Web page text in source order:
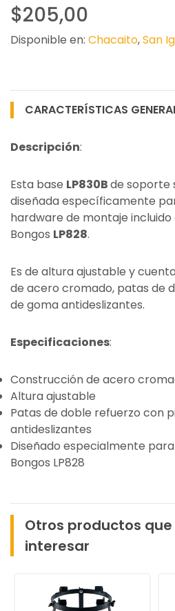
$205,00
Disponible en: Chacaito,San
CARACTERÍSTICAS
Descripción:
Esta base LP830Bde soporte
diseñada específicamente
hardware de montaje incluido
Bongos LP828.
Es de altura ajustable y
de acero cromado, patas de
de goma antideslizantes.
Especificaciones:
Construcción de acero
Altura ajustable
Patas de doble refuerzo con
antideslizantes
Diseñado especialmente
Bongos LP828
Otros productos
interesar